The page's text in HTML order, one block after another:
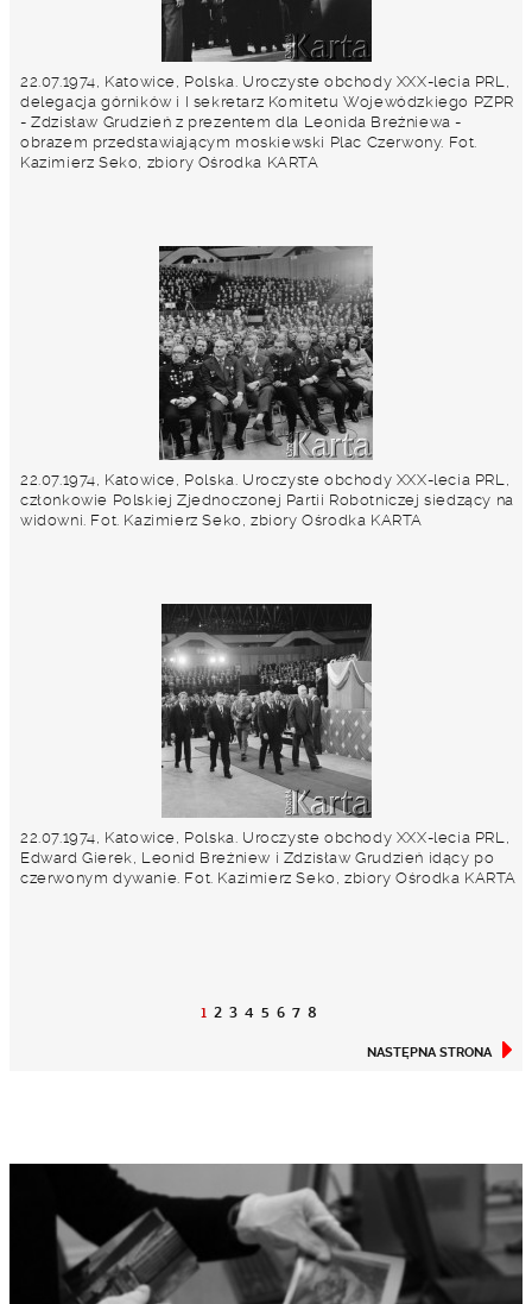
22.07.1974, Katowice, Polska. Uroczyste obchody XXX-lecia PRL,
delegacja górników i I sekretarz Komitetu Wojewódzkiego PZPR
- Zdzisław Grudzień z prezentem dla Leonida Breżniewa -
obrazem przedstawiającym moskiewski Plac Czerwony. Fot.
Kazimierz Seko, zbiory Ośrodka KARTA
22.07.1974, Katowice, Polska. Uroczyste obchody XXX-lecia PRL,
członkowie Polskiej Zjednoczonej Partii Robotniczej siedzący na
widowni. Fot. Kazimierz Seko, zbiory Ośrodka KARTA
22.07.1974, Katowice, Polska. Uroczyste obchody XXX-lecia PRL,
Edward Gierek, Leonid Breżniew i Zdzisław Grudzień idący po
czerwonym dywanie. Fot. Kazimierz Seko, zbiory Ośrodka KARTA
1 2 3 4 5 6 7 8
NASTĘPNA STRONA